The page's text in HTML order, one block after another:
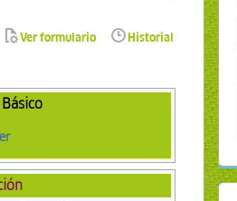
Ver formulario Historial